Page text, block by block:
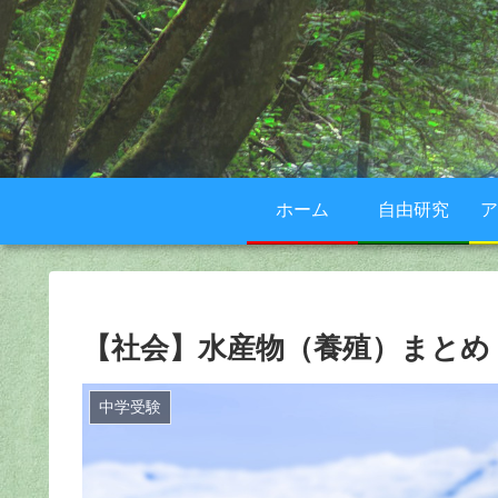
ホーム 自由研究
【社会】水産物（養殖）まとめ
中学受験